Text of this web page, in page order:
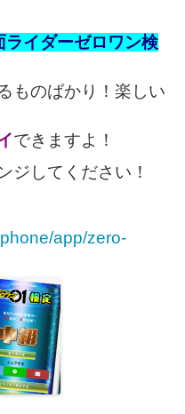
イダーゼロワン検
ものばかり！楽しい
できますよ！
ジしてください！
app/zero-